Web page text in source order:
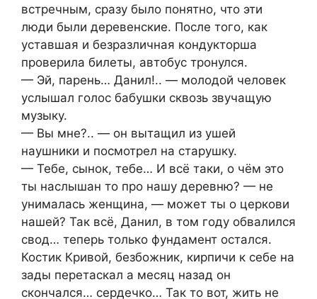
встречным, сразу было понятно, что эти
люди были деревенские. После того, как
уставшая и безразличная кондукторша
проверила билеты, автобус тронулся.
— Эй, парень… Данил!.. — молодой человек
услышал голос бабушки сквозь звучащую
музыку.
— Вы мне?.. — он вытащил из ушей
наушники и посмотрел на старушку.
— Тебе, сынок, тебе… И всё таки, о чём это
ты наслышан то про нашу деревню? — не
унималась женщина, — может ты о церкови
нашей? Так всё, Данил, в том году обвалился
свод… теперь только фундамент остался.
Костик Кривой, безбожник, кирпичи к себе на
зады перетаскал а месяц назад он
скончался… сердечко… Так то вот, жить не